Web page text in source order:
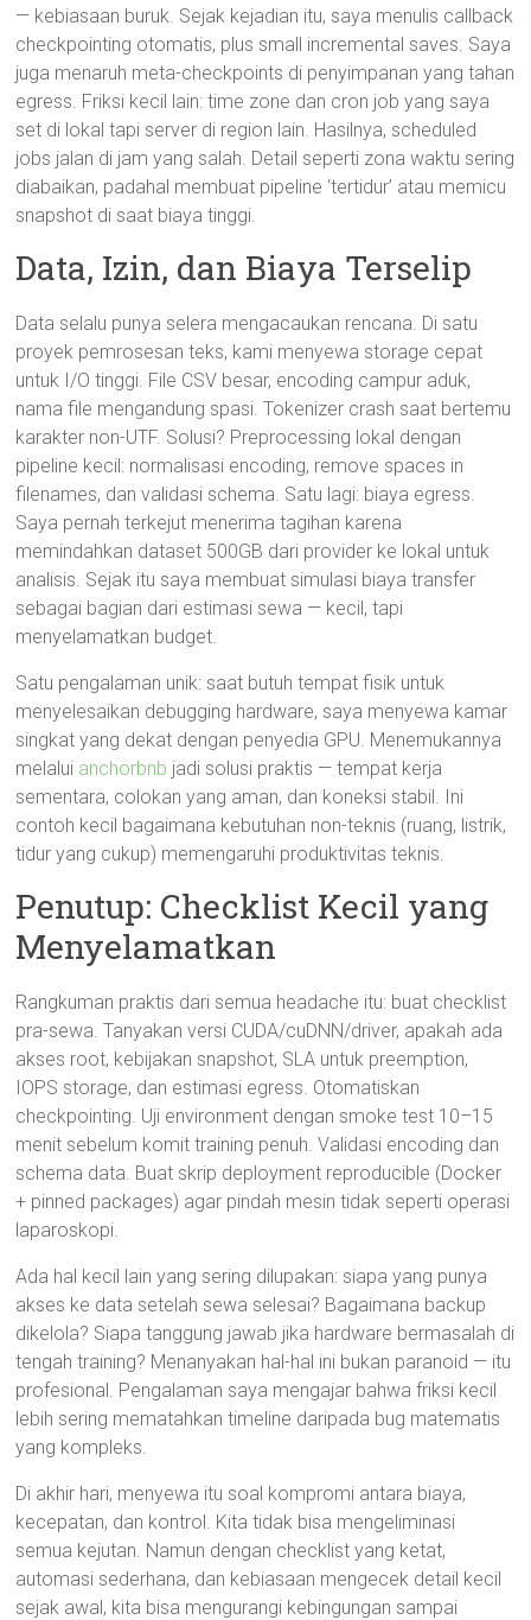
— kebiasaan buruk. Sejak kejadian itu, saya menulis callback
checkpointing otomatis, plus small incremental saves. Saya
juga menaruh meta-checkpoints di penyimpanan yang tahan
egress. Friksi kecil lain: time zone dan cron job yang saya
set di lokal tapi server di region lain. Hasilnya, scheduled
jobs jalan di jam yang salah. Detail seperti zona waktu sering
diabaikan, padahal membuat pipeline ‘tertidur’ atau memicu
snapshot di saat biaya tinggi.
Data, Izin, dan Biaya Terselip
Data selalu punya selera mengacaukan rencana. Di satu
proyek pemrosesan teks, kami menyewa storage cepat
untuk I/O tinggi. File CSV besar, encoding campur aduk,
nama file mengandung spasi. Tokenizer crash saat bertemu
karakter non-UTF. Solusi? Preprocessing lokal dengan
pipeline kecil: normalisasi encoding, remove spaces in
filenames, dan validasi schema. Satu lagi: biaya egress.
Saya pernah terkejut menerima tagihan karena
memindahkan dataset 500GB dari provider ke lokal untuk
analisis. Sejak itu saya membuat simulasi biaya transfer
sebagai bagian dari estimasi sewa — kecil, tapi
menyelamatkan budget.
Satu pengalaman unik: saat butuh tempat fisik untuk
menyelesaikan debugging hardware, saya menyewa kamar
singkat yang dekat dengan penyedia GPU. Menemukannya
melalui anchorbnb jadi solusi praktis — tempat kerja
sementara, colokan yang aman, dan koneksi stabil. Ini
contoh kecil bagaimana kebutuhan non-teknis (ruang, listrik,
tidur yang cukup) memengaruhi produktivitas teknis.
Penutup: Checklist Kecil yang
Menyelamatkan
Rangkuman praktis dari semua headache itu: buat checklist
pra-sewa. Tanyakan versi CUDA/cuDNN/driver, apakah ada
akses root, kebijakan snapshot, SLA untuk preemption,
IOPS storage, dan estimasi egress. Otomatiskan
checkpointing. Uji environment dengan smoke test 10–15
menit sebelum komit training penuh. Validasi encoding dan
schema data. Buat skrip deployment reproducible (Docker
+ pinned packages) agar pindah mesin tidak seperti operasi
laparoskopi.
Ada hal kecil lain yang sering dilupakan: siapa yang punya
akses ke data setelah sewa selesai? Bagaimana backup
dikelola? Siapa tanggung jawab jika hardware bermasalah di
tengah training? Menanyakan hal-hal ini bukan paranoid — itu
profesional. Pengalaman saya mengajar bahwa friksi kecil
lebih sering mematahkan timeline daripada bug matematis
yang kompleks.
Di akhir hari, menyewa itu soal kompromi antara biaya,
kecepatan, dan kontrol. Kita tidak bisa mengeliminasi
semua kejutan. Namun dengan checklist yang ketat,
automasi sederhana, dan kebiasaan mengecek detail kecil
sejak awal, kita bisa mengurangi kebingungan sampai